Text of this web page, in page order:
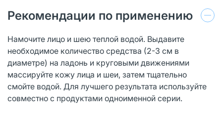
Рекомендации по применению
Намочите лицо и шею теплой водой. Выдавите
необходимое количество средства (2-3 см в
диаметре) на ладонь и круговыми движениями
массируйте кожу лица и шеи, затем тщательно
смойте водой. Для лучшего результата используйте
совместно с продуктами одноименной серии.